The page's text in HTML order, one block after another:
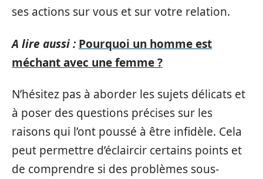
ses actions sur vous et sur votre relation.
A lire aussi : Pourquoi un homme est
méchant avec une femme ?
N’hésitez pas à aborder les sujets délicats et
à poser des questions précises sur les
raisons qui l’ont poussé à être infidèle. Cela
peut permettre d’éclaircir certains points et
de comprendre si des problèmes sous-